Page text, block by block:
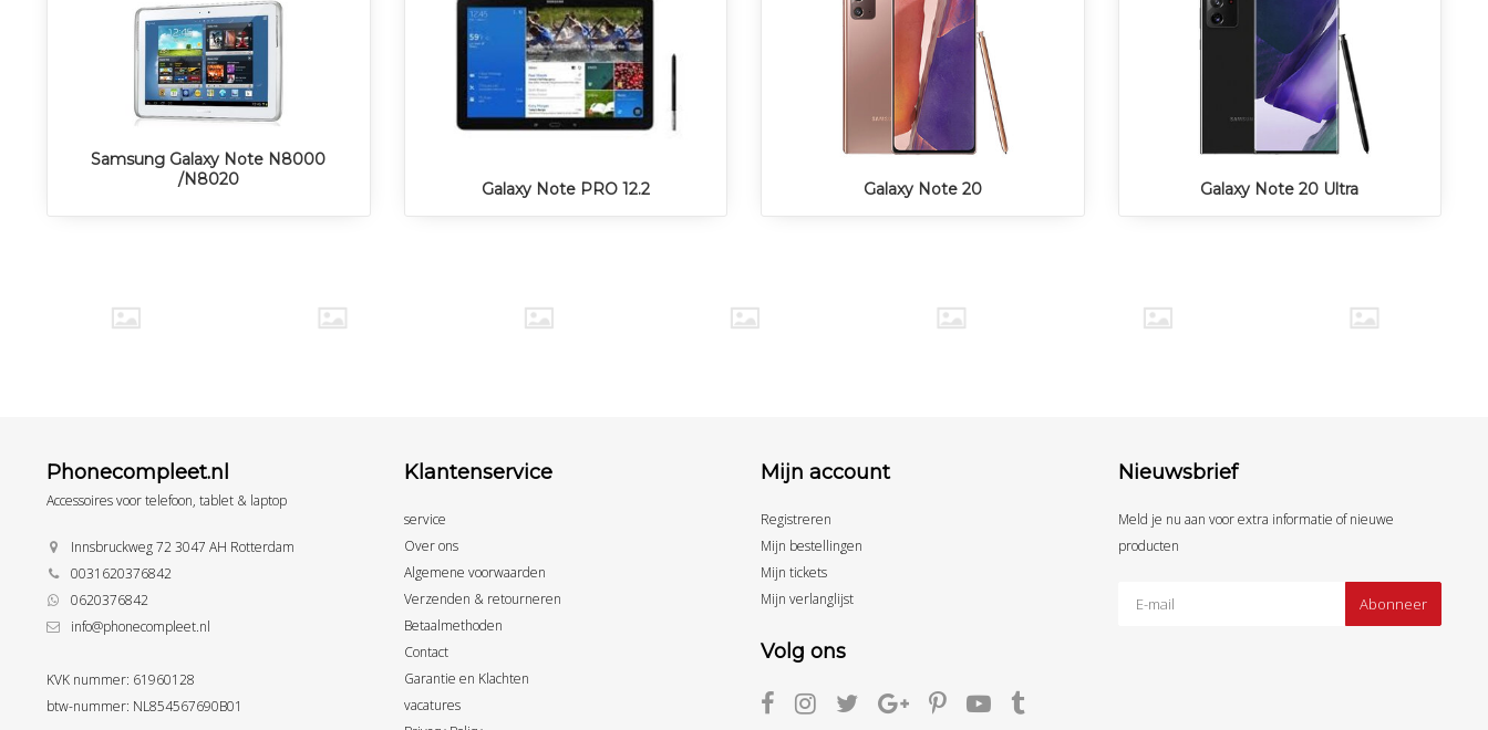
Samsung Galaxy Note N8000
/N8020
Galaxy Note PRO 12.2 Galaxy Note 20 Galaxy Note 20 Ultra
Phonecompleet.nl
Accessoires voor telefoon, tablet & laptop
Innsbruckweg 72 3047 AH Rotterdam
0031620376842
0620376842
info@phonecompleet.nl
KVK nummer: 61960128
btw-nummer: NL854567690B01
Klantenservice
service
Over ons
Algemene voorwaarden
Verzenden & retourneren
Betaalmethoden
Contact
Garantie en Klachten
vacatures
Mijn account
Registreren
Mijn bestellingen
Mijn tickets
Mijn verlanglijst
Volg ons
Nieuwsbrief
Meld je nu aan voor extra informatie of nieuwe
producten
Abonneer